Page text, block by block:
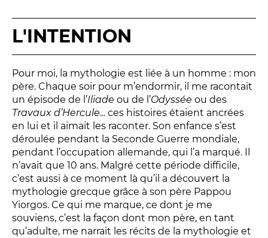
Étudiant
Entreprise
Entre amis, entre collègues
Acteur des secteurs social,
médical et judiciaire
En situation de handicap
PRATIQUEZ...
Nissa Slam
Le Lab'Oratoire[cours d’oralité]
À Voix haute · cours [8-14 ans]
L'INTENTION
Pour moi, la mythologie est liée à un homme : mon
père. Chaque soir pour m’endormir, il me racontait
un épisode de l’Iliade ou de l’Odyssée ou des
Travaux d’Hercule... ces histoires étaient ancrées
en lui et il aimait les raconter. Son enfance s’est
déroulée pendant la Seconde Guerre mondiale,
pendant l’occupation allemande, qui l’a marqué. Il
n’avait que 10 ans. Malgré cette période difficile,
c’est aussi à ce moment là qu’il a découvert la
mythologie grecque grâce à son père Pappou
Yiorgos. Ce qui me marque, ce dont je me
souviens, c’est la façon dont mon père, en tant
qu’adulte, me narrait les récits de la mythologie et